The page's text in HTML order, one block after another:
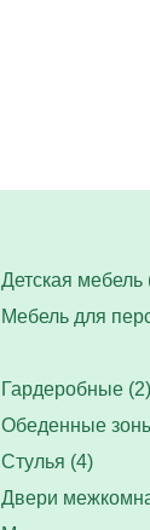
Детская мебель
Мебель для
Гардеробные (2)
Обеденные
Стулья (4)
Двери